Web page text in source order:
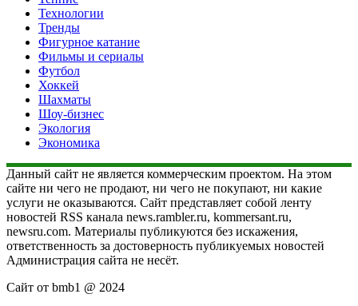
Технологии
Тренды
Фигурное катание
Фильмы и сериалы
Футбол
Хоккей
Шахматы
Шоу-бизнес
Экология
Экономика
Данный сайт не является коммерческим проектом. На этом
сайте ни чего не продают, ни чего не покупают, ни какие
услуги не оказываются. Сайт представляет собой ленту
новостей RSS канала news.rambler.ru, kommersant.ru,
newsru.com. Материалы публикуются без искажения,
ответственность за достоверность публикуемых новостей
Администрация сайта не несёт.
Сайт от bmb1 @ 2024